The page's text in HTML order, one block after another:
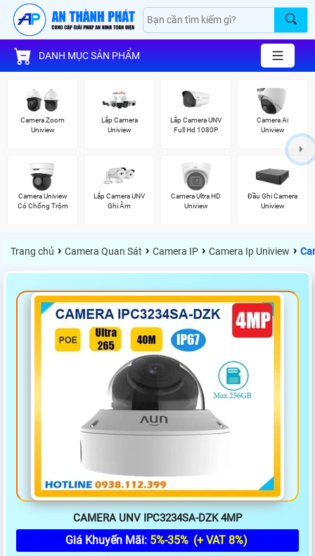
DANH MỤC SẢN PHẨM
Camera Zoom
Uniview
Lắp Camera
Uniview
Lắp Camera UNV
Full Hd 1080P
Camera Ai
Uniview
Camera Uniview
Có Chống Trộm
Lắp Camera UNV
Ghi Âm
Camera Ultra HD
Uniview
Đầu Ghi Camera
Uniview
Trang chủ › Camera Quan Sát › Camera IP › Camera Ip Uniview ›
CAMERA UNV IPC3234SA-DZK 4MP
Giá Khuyến Mãi: 5%-35% (+ VAT 8%)